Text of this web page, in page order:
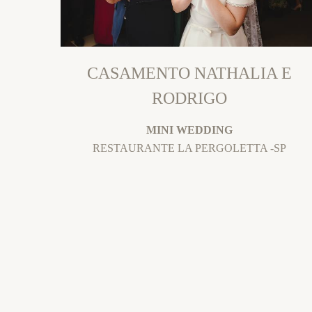
CASAMENTO NATHALIA E
RODRIGO
MINI WEDDING
RESTAURANTE LA PERGOLETTA -SP